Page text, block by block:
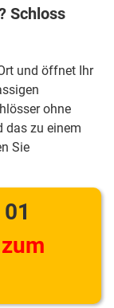
Schloss
und öffnet Ihr
ohne
das zu einem
Sie